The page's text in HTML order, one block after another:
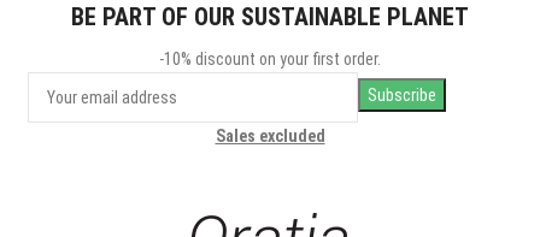
BE PART OF OUR SUSTAINABLE PLANET
-10% discount on your first order.
Sales excluded